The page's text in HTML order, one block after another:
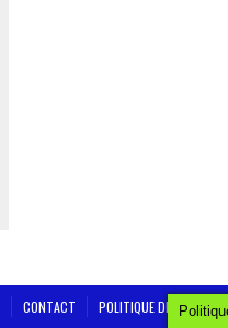
CONTACT POLITIQUE DE